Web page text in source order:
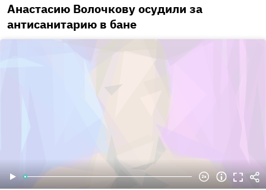
Анастасию Волочкову осудили за
антисанитарию в бане